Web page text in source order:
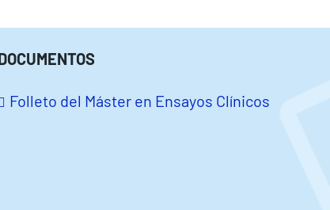
Folleto del Máster en Ensayos Clínicos